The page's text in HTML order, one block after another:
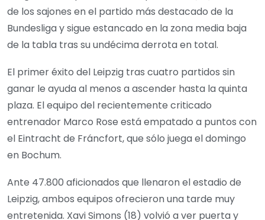
de los sajones en el partido más destacado de la
Bundesliga y sigue estancado en la zona media baja
de la tabla tras su undécima derrota en total.
El primer éxito del Leipzig tras cuatro partidos sin
ganar le ayuda al menos a ascender hasta la quinta
plaza. El equipo del recientemente criticado
entrenador Marco Rose está empatado a puntos con
el Eintracht de Fráncfort, que sólo juega el domingo
en Bochum.
Ante 47.800 aficionados que llenaron el estadio de
Leipzig, ambos equipos ofrecieron una tarde muy
entretenida. Xavi Simons (18) volvió a ver puerta y